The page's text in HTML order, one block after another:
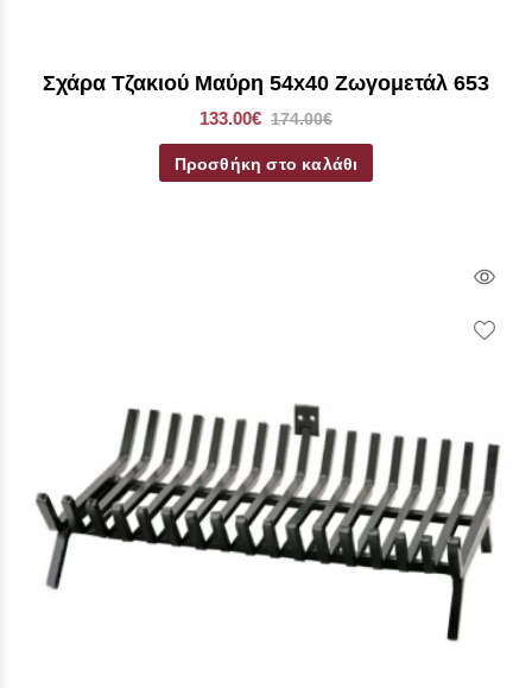
Σχάρα Τζακιού Μαύρη 54x40 Ζωγομετάλ 653
133.00€ 174.00€
Προσθήκη στο καλάθι